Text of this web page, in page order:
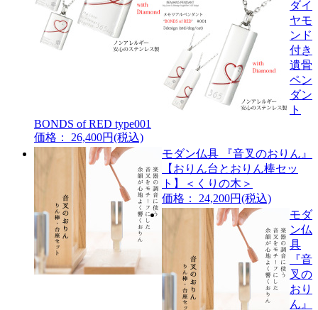
ダイ
ヤモ
ンド
付き
遺骨
ペン
ダン
ト
BONDS of RED type001
価格： 26,400円(税込)
モダン仏具 『音叉のおりん』
【おりん台とおりん棒セッ
ト】＜くりの木＞
価格： 24,200円(税込)
モダ
ン仏
具
『音
叉の
おり
ん』